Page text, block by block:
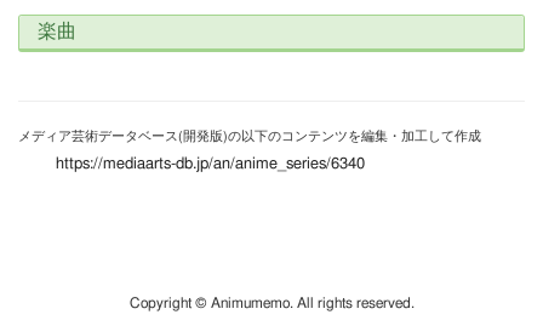
楽曲
メディア芸術データベース(開発版)の以下のコンテンツを編集・加工して作成
https://mediaarts-db.jp/an/anime_series/6340
Copyright © Animumemo. All rights reserved.